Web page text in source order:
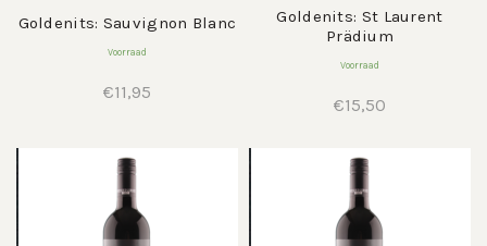
Goldenits: Sauvignon Blanc
Voorraad
€11,95
Goldenits: St Laurent
Prädium
Voorraad
€15,50